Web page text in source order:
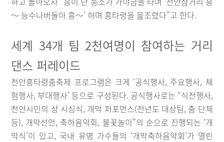
～ 능수나버들아 흥～’ 하며 흥타령을 읊조렸다”고 한다.
세계 34개 팀 2천여명이 참여하는 거리
댄스 퍼레이드
천안흥타령춤축제 프로그램은 크게 ‘공식행사, 주요행사, 체
험행사, 부대행사’ 등으로 구성된다. 공식행사로는 “식전행사,
천안시민의 상 시싱식, 개막 퍼포먼스(전년도 대상팀, 춤 단체
등), 개막선언, 축하음악회, 불꽃놀이”의 순으로 진행되는 ‘개
막식’이 있고, 국내 유명 가수들의 ‘개막축하음악회’가 열린